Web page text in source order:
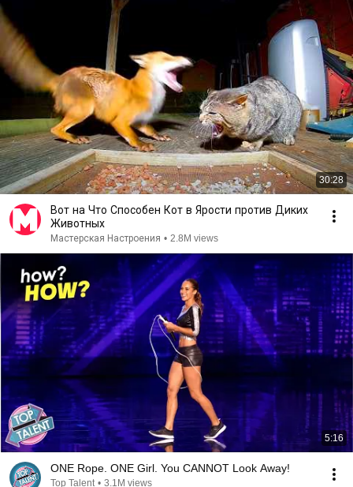
30:28
Вот на Что Способен Кот в Ярости против Диких
Животных
Мастерская Настроения • 2.8M views
5:16
ONE Rope. ONE Girl. You CANNOT Look Away!
Top Talent • 3.1M views